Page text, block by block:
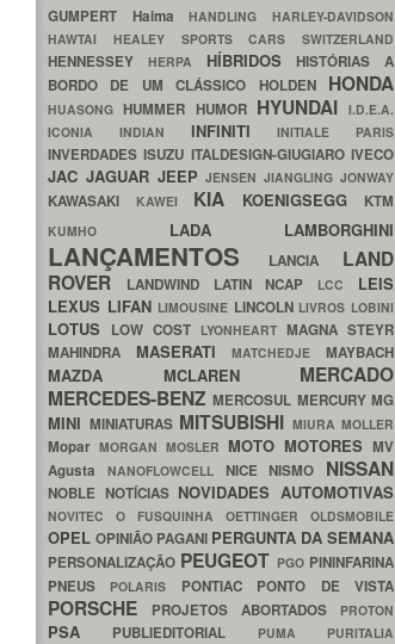
GUMPERT HaimaHANDLINGHARLEY-DAVIDSON
HAWTAI HEALEY SPORTS CARS SWITZERLAND
HENNESSEY HERPA HÍBRIDOSHISTÓRIAS A
BORDO DE UM CLÁSSICO HOLDEN HONDA
HUASONGHUMMER HUMOR HYUNDAI I.D.E.A.
ICONIA INDIAN INFINITIINITIALE PARIS
INVERDADESISUZU ITALDESIGN-GIUGIAROIVECO
JAC JAGUAR JEEPJENSENJIANGLINGJONWAY
KAWASAKI KAWEI KIA KOENIGSEGG KTM
KUMHO LADA LAMBORGHINI
LANÇAMENTOS LANCIA LAND
ROVER
LANDWIND LATIN NCAP LCC LEIS
LEXUS LIFAN LIMOUSINE LINCOLN LIVROS LOBINI
LOTUS LOW COST LYONHEART MAGNA STEYR
MAHINDRA MASERATIMATCHEDJEMAYBACH
MAZDA MCLAREN MERCADO
MERCEDES-BENZMERCOSUL MERCURYMG
MINI MINIATURAS MITSUBISHI MIURA MOLLER
Mopar MORGAN MOSLER MOTO MOTORES MV
Agusta NANOFLOWCELL NICENISMO NISSAN
NOBLE NOTÍCIAS NOVIDADES AUTOMOTIVAS
NOVITEC O FUSQUINHA OETTINGER OLDSMOBILE
OPEL OPINIÃO PAGANI PERGUNTA DA SEMANA
PERSONALIZAÇÃO PEUGEOT PGO PININFARINA
PNEUS
POLARIS PONTIAC PONTO DE VISTA
PORSCHE PROJETOS ABORTADOS PROTON
PSA PUBLIEDITORIAL PUMA PURITALIA